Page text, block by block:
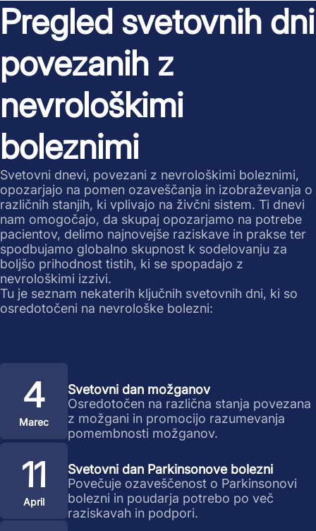
Pregled svetovnih dni
povezanih z
nevrološkimi
boleznimi
Svetovni dnevi, povezani z nevrološkimi boleznimi,
opozarjajo na pomen ozaveščanja in izobraževanja o
različnih stanjih, ki vplivajo na živčni sistem. Ti dnevi
nam omogočajo, da skupaj opozarjamo na potrebe
pacientov, delimo najnovejše raziskave in prakse ter
spodbujamo globalno skupnost k sodelovanju za
boljšo prihodnost tistih, ki se spopadajo z
nevrološkimi izzivi.
Tu je seznam nekaterih ključnih svetovnih dni, ki so
osredotočeni na nevrološke bolezni:
4
Marec
Svetovni dan možganov
Osredotočen na različna stanja povezana
z možgani in promocijo razumevanja
pomembnosti možganov.
11
April
Svetovni dan Parkinsonove bolezni
Povečuje ozaveščenost o Parkinsonovi
bolezni in poudarja potrebo po več
raziskavah in podpori.